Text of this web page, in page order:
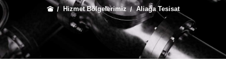
Hizmet Bölgelerimiz Aliağa Tesisat